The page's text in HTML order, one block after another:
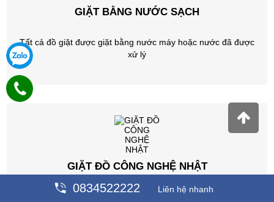
GIẶT BẰNG NƯỚC SẠCH
Tất cả đồ giặt được giặt bằng nước máy hoặc nước đã được
xử lý
GIẶT ĐỒ CÔNG NGHỆ NHẬT
Đồ giặt được giặt bằng máy giặt công nghệ cao Nhật Bản
0834522222 Liên hệ nhanh